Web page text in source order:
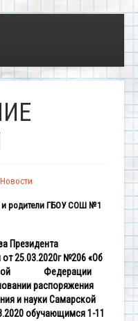
Новости
родители ГБОУ СОШ №1
Президента
25.03.2020г №206 «Об
Федерации
распоряжения
и науки Самарской
обучающимся 1-11